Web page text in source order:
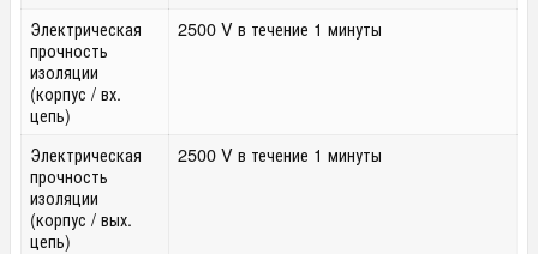
Электрическая
прочность
изоляции
(корпус / вх.
цепь)
2500 V в течение 1 минуты
Электрическая
прочность
изоляции
(корпус / вых.
цепь)
2500 V в течение 1 минуты